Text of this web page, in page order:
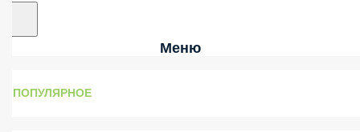
Меню
ПОПУЛЯРНОЕ